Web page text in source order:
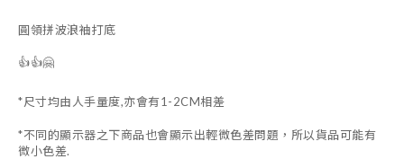
圓領拼波浪袖打底
👍👍🤗
*尺寸均由人手量度,亦會有1-2CM相差
*不同的顯示器之下商品也會顯示出輕微色差問題，所以貨品可能有
微小色差.